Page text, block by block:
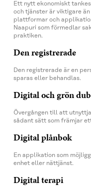
Ett nytt ekonomiskt
och tjänster är viktigare
plattformar och
Naapuri som förmedlar
praktiken.
Den registrerade
Den registrerade är en
sparas eller behandlas.
Digital och grön
Övergången till att
sådant sätt som främjar
Digital plånbok
En applikation som
enhet eller nättjänst.
Digital terapi